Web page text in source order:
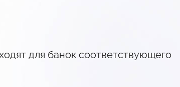
для банок соответствующего